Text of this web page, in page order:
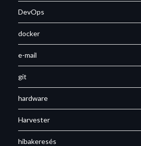
DevOps
docker
e-mail
git
hardware
Harvester
hibakeresés